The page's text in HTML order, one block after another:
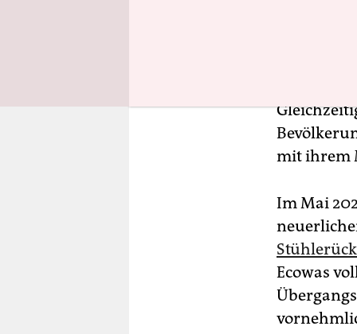
Militärs
bildete.
mit ihrem
Im Mai
Ecowas